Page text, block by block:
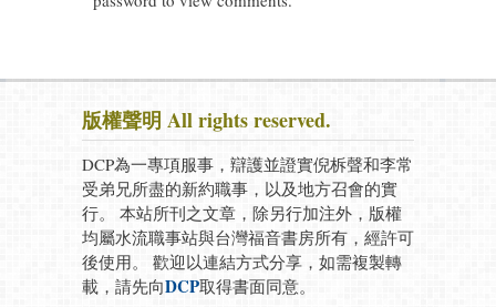
版權聲明 All rights reserved.
DCP為一專項服事，辯護並證實倪柝聲和李常
受弟兄所盡的新約職事，以及地方召會的實
行。 本站所刊之文章，除另行加注外，版權
均屬水流職事站與台灣福音書房所有，經許可
後使用。 歡迎以連結方式分享，如需複製轉
載，請先向DCP取得書面同意。